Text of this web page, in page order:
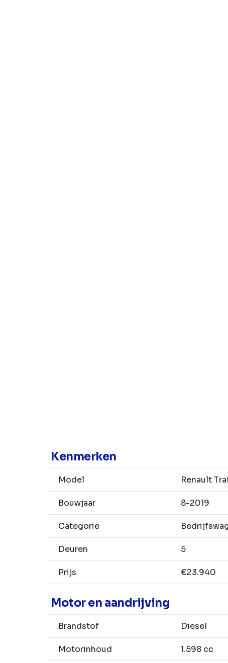
Kenmerken
Model Renault
Bouwjaar 8-2019
Categorie
Deuren 5
Prijs €23.940
Motor en aandrijving
Brandstof Diesel
Motorinhoud 1.598 cc